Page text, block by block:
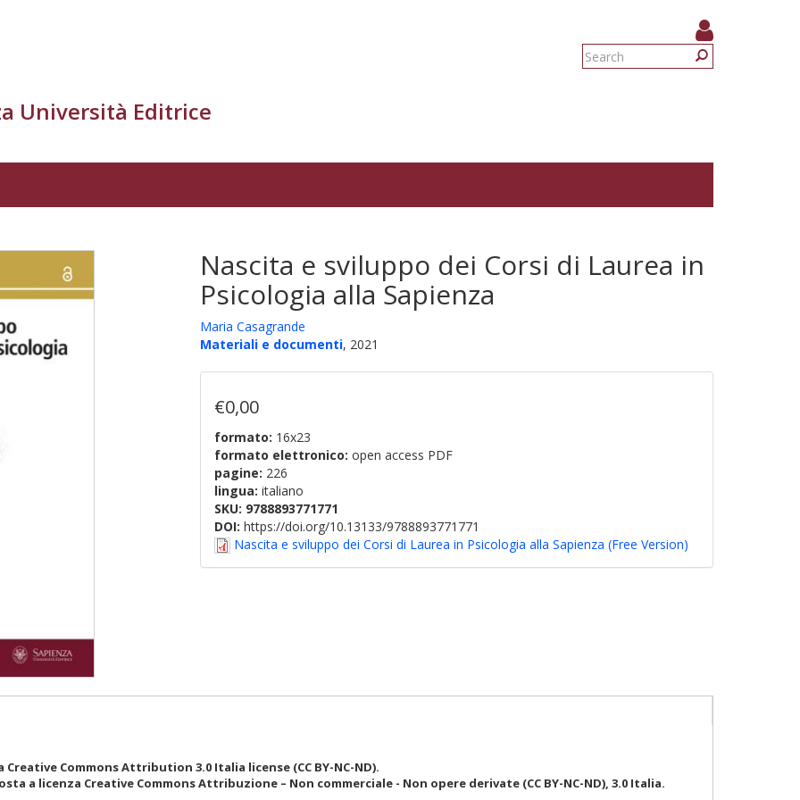
Search
Università Editrice
Nascita e sviluppo dei Corsi di Laurea in
Psicologia alla Sapienza
Maria Casagrande
Materiali e documenti, 2021
€0,00
formato: 16x23
formato elettronico: open access PDF
pagine: 226
lingua: italiano
SKU: 9788893771771
DOI: https://doi.org/10.13133/9788893771771
Nascita e sviluppo dei Corsi di Laurea in Psicologia alla Sapienza (Free Version)
Commons Attribution 3.0 Italia license (CC BY-NC-ND).
a licenza Creative Commons Attribuzione – Non commerciale - Non opere derivate (CC BY-NC-ND), 3.0 Italia.